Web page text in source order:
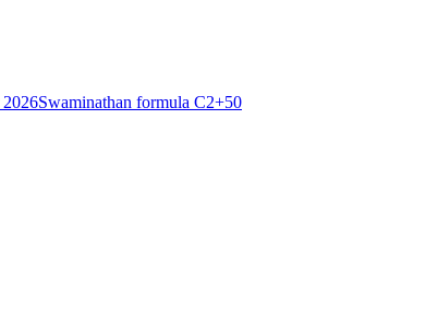
Swaminathan formula C2+50